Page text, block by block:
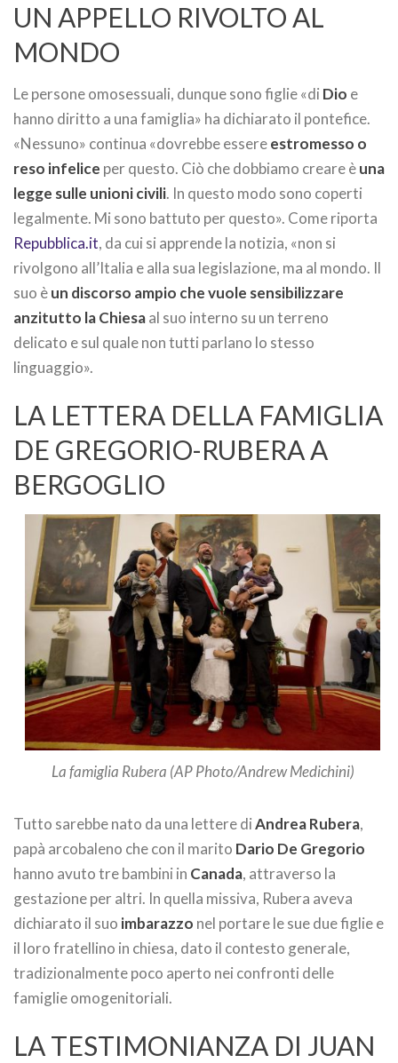
UN APPELLO RIVOLTO AL
MONDO
Le persone omosessuali, dunque sono figlie «di Dio e
hanno diritto a una famiglia» ha dichiarato il pontefice.
«Nessuno» continua «dovrebbe essereestromesso o
reso infelice per questo. Ciò che dobbiamo creare èuna
legge sulle unioni civili. In questo modo sono coperti
legalmente. Mi sono battuto per questo». Come riporta
Repubblica.it, da cui si apprende la notizia, «non si
rivolgono all’Italia e alla sua legislazione, ma al mondo. Il
suo èun discorso ampio che vuole sensibilizzare
anzitutto la Chiesaal suo interno su un terreno
delicato e sul quale non tutti parlano lo stesso
linguaggio».
LA LETTERA DELLA FAMIGLIA
DE GREGORIO-RUBERA A
BERGOGLIO
La famiglia Rubera (AP Photo/Andrew Medichini)
Tutto sarebbe nato da una lettere diAndrea Rubera,
papà arcobaleno che con il marito Dario De Gregorio
hanno avuto tre bambini in Canada, attraverso la
gestazione per altri. In quella missiva, Rubera aveva
dichiarato il suo imbarazzo nel portare le sue due figlie e
il loro fratellino in chiesa, dato il contesto generale,
tradizionalmente poco aperto nei confronti delle
famiglie omogenitoriali.
LA TESTIMONIANZA DI JUAN